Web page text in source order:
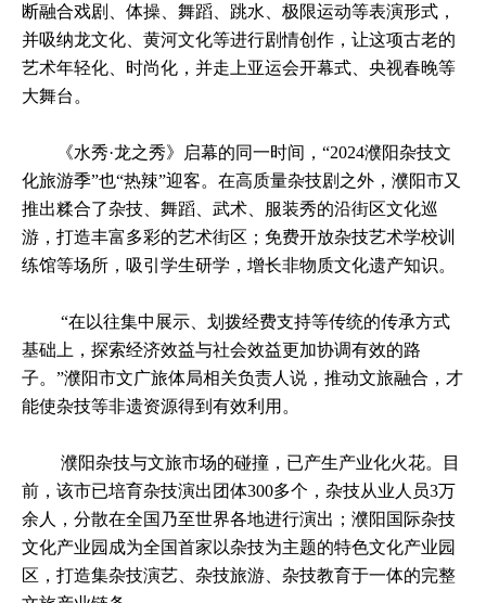
断融合戏剧、体操、舞蹈、跳水、极限运动等表演形式，
并吸纳龙文化、黄河文化等进行剧情创作，让这项古老的
艺术年轻化、时尚化，并走上亚运会开幕式、央视春晚等
大舞台。
《水秀·龙之秀》启幕的同一时间，“2024濮阳杂技文
化旅游季”也“热辣”迎客。在高质量杂技剧之外，濮阳市又
推出糅合了杂技、舞蹈、武术、服装秀的沿街区文化巡
游，打造丰富多彩的艺术街区；免费开放杂技艺术学校训
练馆等场所，吸引学生研学，增长非物质文化遗产知识。
“在以往集中展示、划拨经费支持等传统的传承方式
基础上，探索经济效益与社会效益更加协调有效的路
子。”濮阳市文广旅体局相关负责人说，推动文旅融合，才
能使杂技等非遗资源得到有效利用。
濮阳杂技与文旅市场的碰撞，已产生产业化火花。目
前，该市已培育杂技演出团体300多个，杂技从业人员3万
余人，分散在全国乃至世界各地进行演出；濮阳国际杂技
文化产业园成为全国首家以杂技为主题的特色文化产业园
区，打造集杂技演艺、杂技旅游、杂技教育于一体的完整